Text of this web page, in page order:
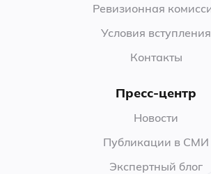
Ревизионная
Условия вступления
Контакты
Пресс-центр
Новости
Публикации в СМИ
Экспертный блог